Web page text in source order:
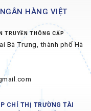
HÀNG VIỆT
TRUYỀN THÔNG CẤP
Bà Trưng, thành phố Hà
CHÍ THỊ TRƯỜNG TÀI